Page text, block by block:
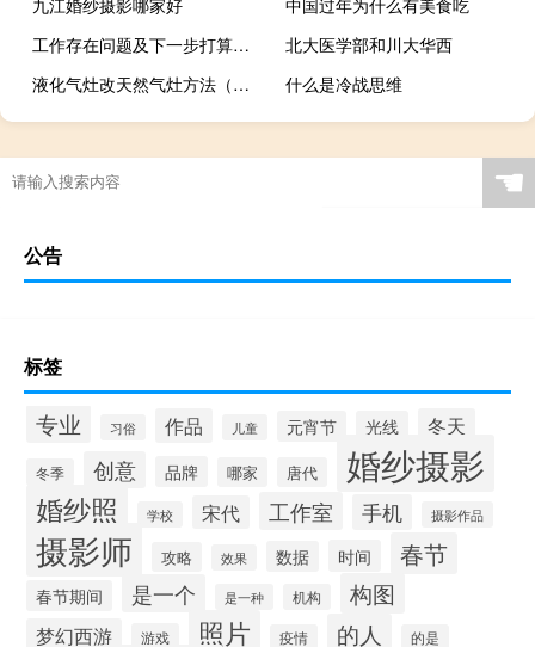
工作存在问题及下一步打算（工作存在问题和不足）
北大医学部和川大华西
液化气灶改天然气灶方法（液化气和天然气的区别）
什么是冷战思维
☚
公告
标签
专业 习俗 作品 儿童 元宵节 光线 冬天
冬季 创意 品牌 哪家 唐代 婚纱摄影
婚纱照 学校 宋代 工作室 手机 摄影作品
摄影师 攻略 效果 数据 时间 春节
春节期间 是一个 是一种 机构 构图
梦幻西游 游戏 照片 疫情 的人 的是